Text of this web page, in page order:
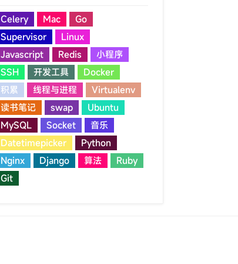
Celery Mac
Go
Supervisor
Linux
Javascript
Redis
小程序
SSH
开发工具
Docker
积累
线程与进程
Virtualenv
读书笔记
swap
Ubuntu
MySQL
Socket
音乐
Datetimepicker
Python
Nginx
Django 算法
Ruby
Git